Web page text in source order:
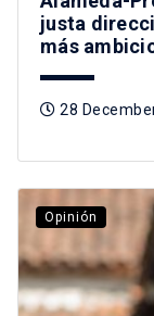
justa
más
28
Opinión